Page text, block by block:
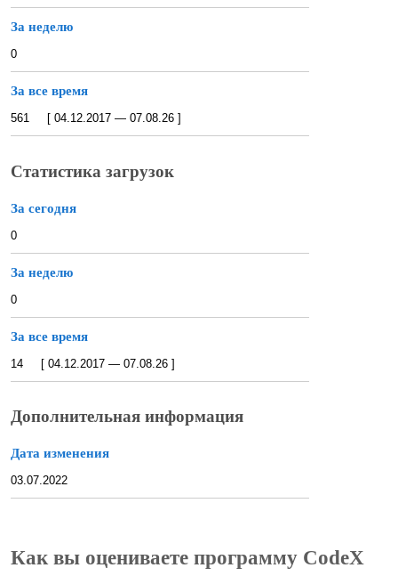
За неделю
0
За все время
561 [ 04.12.2017 — 07.08.26 ]
Статистика загрузок
За сегодня
0
За неделю
0
За все время
14 [ 04.12.2017 — 07.08.26 ]
Дополнительная информация
Дата изменения
03.07.2022
Как вы оцениваете программу CodeX